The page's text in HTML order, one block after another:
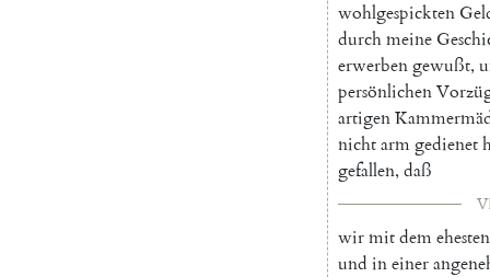
wohlgespickten
durchmeine
erwerbengewußt,
persönlichen
artigen
nichtarmgedienet
gefallen, daß
wirmitdemehesten
und ineiner